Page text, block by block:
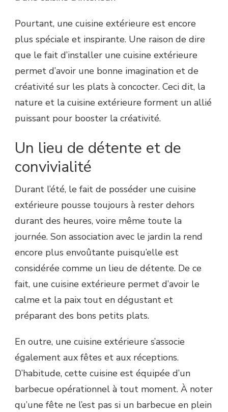
Pourtant, une cuisine extérieure est encore
plus spéciale et inspirante. Une raison de dire
que le fait d’installer une cuisine extérieure
permet d’avoir une bonne imagination et de
créativité sur les plats à concocter. Ceci dit, la
nature et la cuisine extérieure forment un allié
puissant pour booster la créativité.
Un lieu de détente et de
convivialité
Durant l’été, le fait de posséder une cuisine
extérieure pousse toujours à rester dehors
durant des heures, voire même toute la
journée. Son association avec le jardin la rend
encore plus envoûtante puisqu’elle est
considérée comme un lieu de détente. De ce
fait, une cuisine extérieure permet d’avoir le
calme et la paix tout en dégustant et
préparant des bons petits plats.
En outre, une cuisine extérieure s’associe
également aux fêtes et aux réceptions.
D’habitude, cette cuisine est équipée d’un
barbecue opérationnel à tout moment. À noter
qu’une fête ne l’est pas si un barbecue en plein